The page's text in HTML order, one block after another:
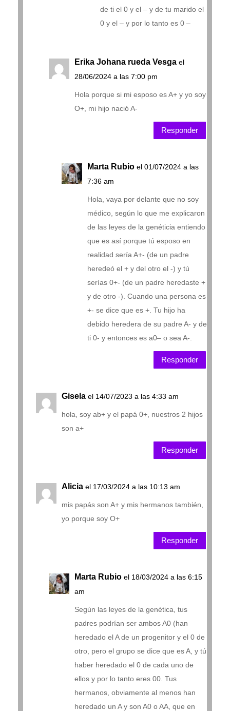
de ti el 0 y el – y de tu marido el
0 y el – y por lo tanto es 0 –
Erika Johana rueda Vesga el
28/06/2024 a las 7:00 pm
Hola porque si mi esposo es A+ y yo soy
O+, mi hijo nació A-
Responder
Marta Rubio el 01/07/2024 a las
7:36 am
Hola, vaya por delante que no soy
médico, según lo que me explicaron
de las leyes de la genéticia entiendo
que es así porque tú esposo en
realidad sería A+- (de un padre
heredeó el + y del otro el -) y tú
serías 0+- (de un padre heredaste +
y de otro -). Cuando una persona es
+- se dice que es +. Tu hijo ha
debido heredera de su padre A- y de
ti 0- y entonces es a0– o sea A-.
Responder
Gisela el 14/07/2023 a las 4:33 am
hola, soy ab+ y el papá 0+, nuestros 2 hijos
son a+
Responder
Alicia el 17/03/2024 a las 10:13 am
mis papás son A+ y mis hermanos también,
yo porque soy O+
Responder
Marta Rubio el 18/03/2024 a las 6:15
am
Según las leyes de la genética, tus
padres podrían ser ambos A0 (han
heredado el A de un progenitor y el 0 de
otro, pero el grupo se dice que es A, y tú
haber heredado el 0 de cada uno de
ellos y por lo tanto eres 00. Tus
hermanos, obviamente al menos han
heredado un A y son A0 o AA, que en